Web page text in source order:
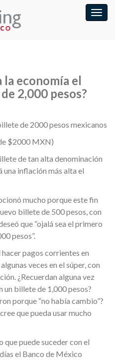
la economía el
2,000 pesos?
$2000 MXN)
de tan alta denominación
inflación más alta el
mucho porque este fin
billete de 500 pesos, con
que “ojalá sea el primero
pesos”.
pagos corrientes en
veces en el súper, con
¿Recuerdan alguna vez
un billete de 1,000 pesos?
porque “no había cambio”?
que pueda usar mucho
que puede suceder con el
el Banco de México